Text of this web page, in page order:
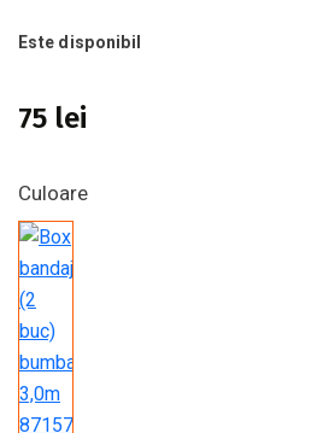
Este disponibil
75 lei
Culoare